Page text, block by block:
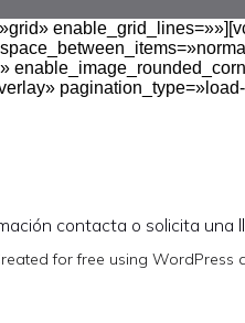
contacta o solicita una
for free using WordPress